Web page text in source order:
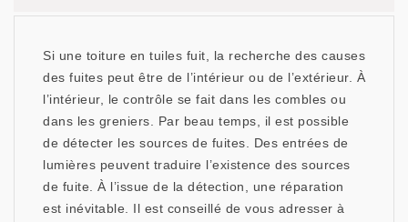
Si une toiture en tuiles fuit, la recherche des causes
des fuites peut être de l’intérieur ou de l’extérieur. À
l’intérieur, le contrôle se fait dans les combles ou
dans les greniers. Par beau temps, il est possible
de détecter les sources de fuites. Des entrées de
lumières peuvent traduire l’existence des sources
de fuite. À l’issue de la détection, une réparation
est inévitable. Il est conseillé de vous adresser à